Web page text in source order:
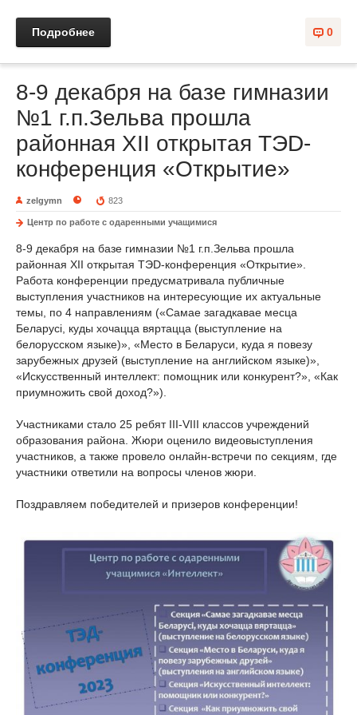
0
Подробнее
8-9 декабря на базе гимназии
№1 г.п.Зельва прошла
районная ХІI открытая ТЭD-
конференция «Открытие»
zelgymn 823
Центр по работе с одаренными учащимися
8-9 декабря на базе гимназии №1 г.п.Зельва прошла
районная ХІI открытая ТЭD-конференция «Открытие».
Работа конференции предусматривала публичные
выступления участников на интересующие их актуальные
темы, по 4 направлениям («Самае загадкавае месца
Беларусі, куды хочацца вяртацца (выступление на
белорусском языке)», «Место в Беларуси, куда я повезу
зарубежных друзей (выступление на английском языке)»,
«Искусственный интеллект: помощник или конкурент?», «Как
приумножить свой доход?»).
Участниками стало 25 ребят III-VIII классов учреждений
образования района. Жюри оценило видеовыступления
участников, а также провело онлайн-встречи по секциям, где
участники ответили на вопросы членов жюри.
Поздравляем победителей и призеров конференции!